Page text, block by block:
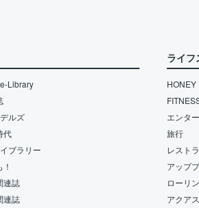
Library
ルズ
代
ブラリー
連誌
連誌
ライフ
HONEY
エンタ
旅行
レスト
アップ
ローリ
アクア